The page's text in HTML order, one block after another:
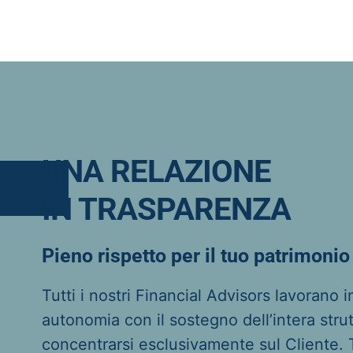
UNA RELAZIONE
IN TRASPARENZA
Pieno rispetto per il tuo patrimonio
Tutti i nostri Financial Advisors lavorano
autonomia con il sostegno dell’intera
concentrarsi esclusivamente sul Cliente.